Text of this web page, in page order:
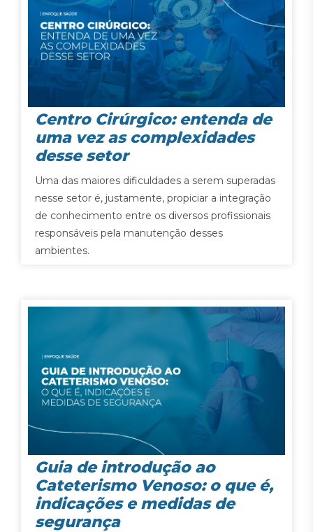
Centro Cirúrgico: entenda de
uma vez as complexidades
desse setor
Uma das maiores dificuldades a serem superadas
nesse setor é, justamente, propiciar a integração
de conhecimento entre os diversos profissionais
responsáveis pela manutenção desses
ambientes.
Guia de introdução ao
Cateterismo Venoso: o que é,
indicações e medidas de
segurança